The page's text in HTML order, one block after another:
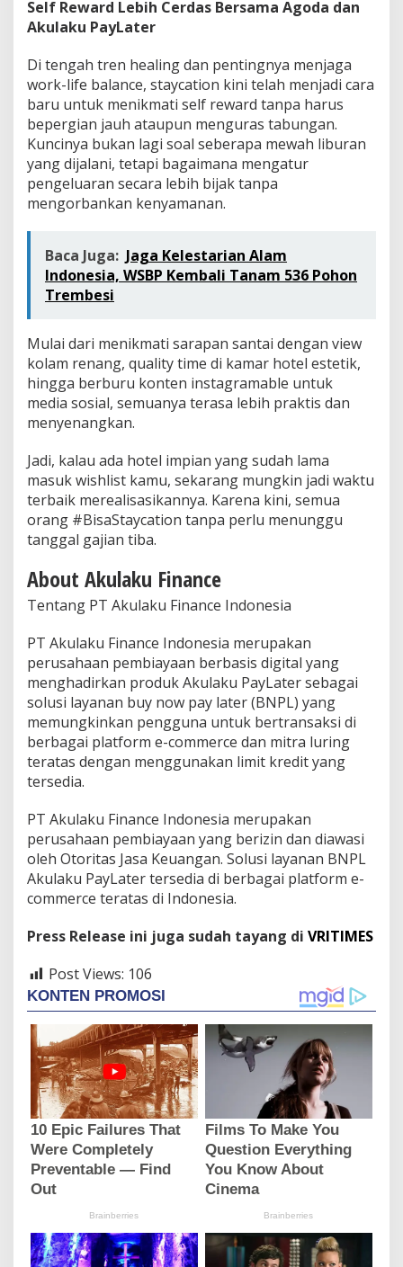
Self Reward Lebih Cerdas Bersama Agoda dan
Akulaku PayLater
Di tengah tren healing dan pentingnya menjaga
work-life balance, staycation kini telah menjadi cara
baru untuk menikmati self reward tanpa harus
bepergian jauh ataupun menguras tabungan.
Kuncinya bukan lagi soal seberapa mewah liburan
yang dijalani, tetapi bagaimana mengatur
pengeluaran secara lebih bijak tanpa
mengorbankan kenyamanan.
Baca Juga: Jaga Kelestarian Alam
Indonesia, WSBP Kembali Tanam 536 Pohon
Trembesi
Mulai dari menikmati sarapan santai dengan view
kolam renang, quality time di kamar hotel estetik,
hingga berburu konten instagramable untuk
media sosial, semuanya terasa lebih praktis dan
menyenangkan.
Jadi, kalau ada hotel impian yang sudah lama
masuk wishlist kamu, sekarang mungkin jadi waktu
terbaik merealisasikannya. Karena kini, semua
orang #BisaStaycation tanpa perlu menunggu
tanggal gajian tiba.
About Akulaku Finance
Tentang PT Akulaku Finance Indonesia
PT Akulaku Finance Indonesia merupakan
perusahaan pembiayaan berbasis digital yang
menghadirkan produk Akulaku PayLater sebagai
solusi layanan buy now pay later (BNPL) yang
memungkinkan pengguna untuk bertransaksi di
berbagai platform e-commerce dan mitra luring
teratas dengan menggunakan limit kredit yang
tersedia.
PT Akulaku Finance Indonesia merupakan
perusahaan pembiayaan yang berizin dan diawasi
oleh Otoritas Jasa Keuangan. Solusi layanan BNPL
Akulaku PayLater tersedia di berbagai platform e-
commerce teratas di Indonesia.
Press Release ini juga sudah tayang di VRITIMES
Post Views: 106